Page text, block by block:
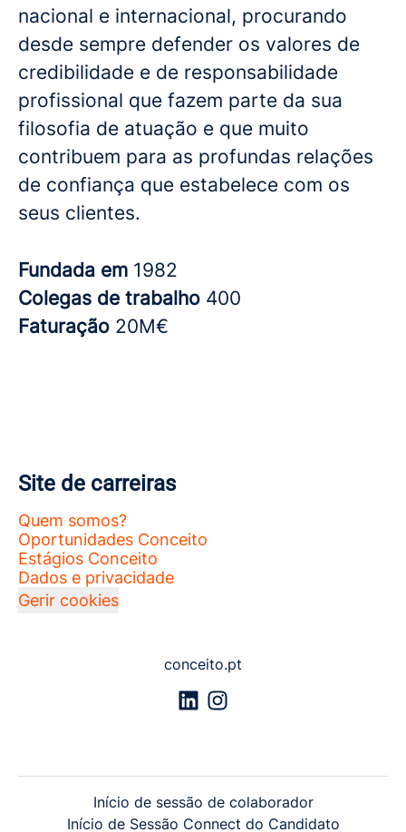
nacional e internacional, procurando
desde sempre defender os valores de
credibilidade e de responsabilidade
profissional que fazem parte da sua
filosofia de atuação e que muito
contribuem para as profundas relações
de confiança que estabelece com os
seus clientes.
Fundada em 1982
Colegas de trabalho 400
Faturação 20M€
Site de carreiras
Quem somos?
Oportunidades Conceito
Estágios Conceito
Dados e privacidade
Gerir cookies
conceito.pt
Início de sessão de colaborador
Início de Sessão Connect do Candidato